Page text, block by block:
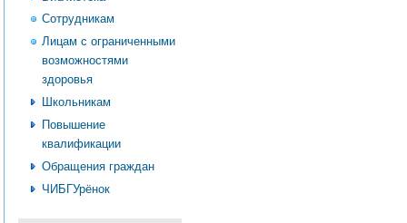
Сотрудникам
Лицам с ограниченными
возможностями
здоровья
Школьникам
Повышение
квалификации
Обращения граждан
ЧИБГУрёнок